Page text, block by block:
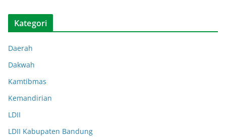
Kategori
Daerah
Dakwah
Kamtibmas
Kemandirian
LDII
LDII Kabupaten Bandung